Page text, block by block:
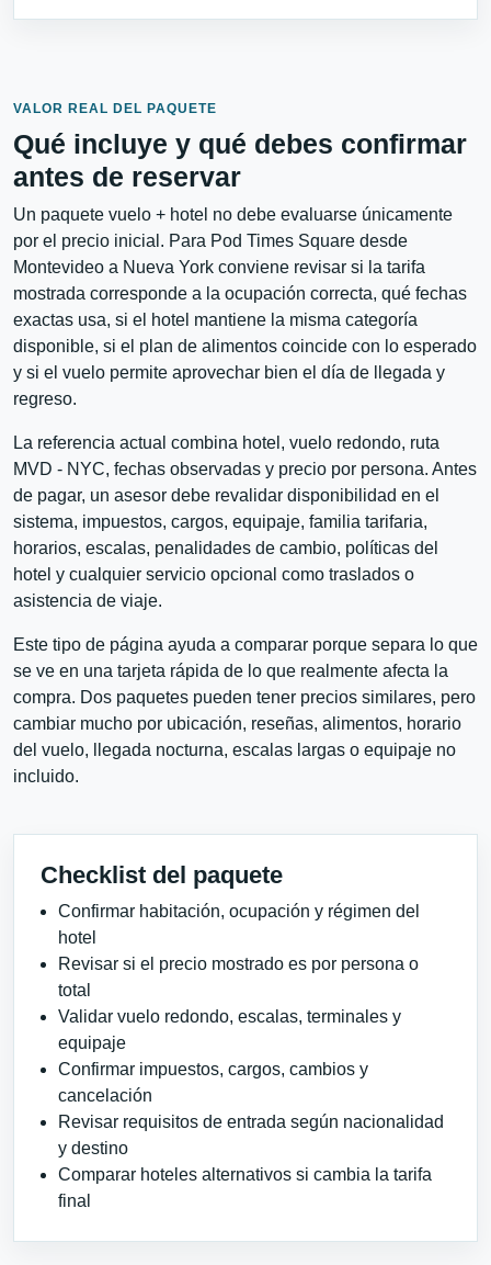
VALOR REAL DEL PAQUETE
Qué incluye y qué debes confirmar
antes de reservar
Un paquete vuelo + hotel no debe evaluarse únicamente
por el precio inicial. Para Pod Times Square desde
Montevideo a Nueva York conviene revisar si la tarifa
mostrada corresponde a la ocupación correcta, qué fechas
exactas usa, si el hotel mantiene la misma categoría
disponible, si el plan de alimentos coincide con lo esperado
y si el vuelo permite aprovechar bien el día de llegada y
regreso.
La referencia actual combina hotel, vuelo redondo, ruta
MVD - NYC, fechas observadas y precio por persona. Antes
de pagar, un asesor debe revalidar disponibilidad en el
sistema, impuestos, cargos, equipaje, familia tarifaria,
horarios, escalas, penalidades de cambio, políticas del
hotel y cualquier servicio opcional como traslados o
asistencia de viaje.
Este tipo de página ayuda a comparar porque separa lo que
se ve en una tarjeta rápida de lo que realmente afecta la
compra. Dos paquetes pueden tener precios similares, pero
cambiar mucho por ubicación, reseñas, alimentos, horario
del vuelo, llegada nocturna, escalas largas o equipaje no
incluido.
Checklist del paquete
Confirmar habitación, ocupación y régimen del
hotel
Revisar si el precio mostrado es por persona o
total
Validar vuelo redondo, escalas, terminales y
equipaje
Confirmar impuestos, cargos, cambios y
cancelación
Revisar requisitos de entrada según nacionalidad
y destino
Comparar hoteles alternativos si cambia la tarifa
final